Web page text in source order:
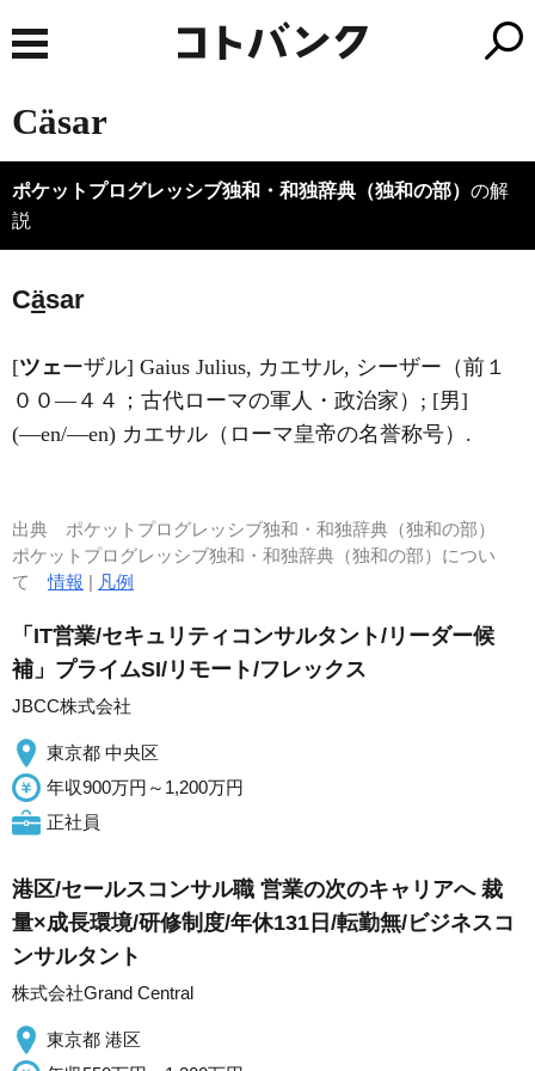
Cäsar
ポケットプログレッシブ独和・和独辞典（独和の部） の解
説
Cäsar
[ツェーザル] Gaius Julius, カエサル, シーザー（前１
００―４４；古代ローマの軍人・政治家）; [男]
(―en/―en) カエサル（ローマ皇帝の名誉称号）.
出典 ポケットプログレッシブ独和・和独辞典（独和の部）
ポケットプログレッシブ独和・和独辞典（独和の部）につい
て情報 | 凡例
「IT営業/セキュリティコンサルタント/リーダー候
補」プライムSI/リモート/フレックス
JBCC株式会社
東京都 中央区
年収900万円～1,200万円
正社員
港区/セールスコンサル職 営業の次のキャリアへ 裁
量×成長環境/研修制度/年休131日/転勤無/ビジネスコ
ンサルタント
株式会社Grand Central
東京都 港区